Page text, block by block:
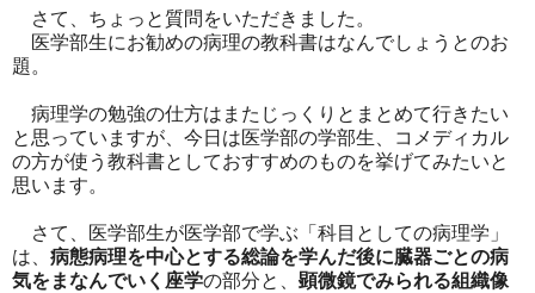
さて、ちょっと質問をいただきました。
医学部生にお勧めの病理の教科書はなんでしょうとのお
題。
病理学の勉強の仕方はまたじっくりとまとめて行きたい
と思っていますが、今日は医学部の学部生、コメディカル
の方が使う教科書としておすすめのものを挙げてみたいと
思います。
さて、医学部生が医学部で学ぶ「科目としての病理学」
は、 病態病理を中心とする総論を学んだ後に臓器ごとの病
気をまなんでいく座学の部分と、 顕微鏡でみられる組織像